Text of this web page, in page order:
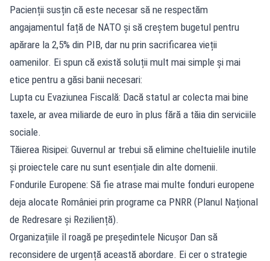
Pacienții susțin că este necesar să ne respectăm
angajamentul față de NATO și să creștem bugetul pentru
apărare la 2,5% din PIB, dar nu prin sacrificarea vieții
oamenilor. Ei spun că există soluții mult mai simple și mai
etice pentru a găsi banii necesari:
Lupta cu Evaziunea Fiscală: Dacă statul ar colecta mai bine
taxele, ar avea miliarde de euro în plus fără a tăia din serviciile
sociale.
Tăierea Risipei: Guvernul ar trebui să elimine cheltuielile inutile
și proiectele care nu sunt esențiale din alte domenii.
Fondurile Europene: Să fie atrase mai multe fonduri europene
deja alocate României prin programe ca PNRR (Planul Național
de Redresare și Reziliență).
Organizațiile îl roagă pe președintele Nicușor Dan să
reconsidere de urgență această abordare. Ei cer o strategie